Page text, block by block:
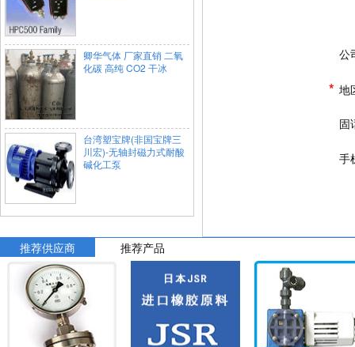
卿华气体 厂家直销 二氧
化碳 高纯 CO2 干冰
台湾塑宝牌(非国宝牌三
川宏)-无轴封磁力式耐酸
碱化工泵
公
* 地
固
手
推荐供应商 推荐产品